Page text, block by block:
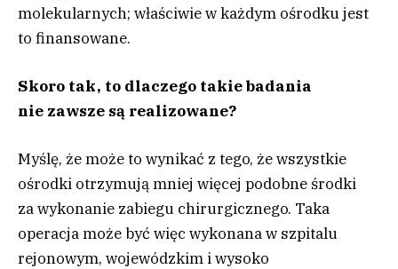
molekularnych; właściwie w każdym ośrodku jest
to finansowane.
Skoro tak, to dlaczego takie badania
nie zawsze są realizowane?
Myślę, że może to wynikać z tego, że wszystkie
ośrodki otrzymują mniej więcej podobne środki
za wykonanie zabiegu chirurgicznego. Taka
operacja może być więc wykonana w szpitalu
rejonowym, wojewódzkim i wysoko